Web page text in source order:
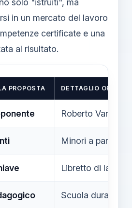
in un mercato del lavoro
certificate e una
al risultato.
PROPOSTA DETTAGLIO
Roberto
Minori a partire
Libretto di lavoro
Scuola dura,